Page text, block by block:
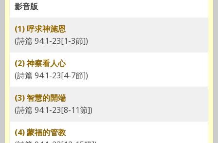
影音版
(1) 呼求神施恩
(詩篇 94:1-23[1-3節])
(2) 神察看人心
(詩篇 94:1-23[4-7節])
(3) 智慧的開端
(詩篇 94:1-23[8-11節])
(4) 蒙福的管教